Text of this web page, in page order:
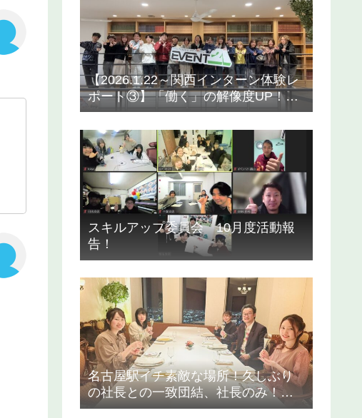
【2026.1.22～関西インターン体験レ
ポート③】「働く」の解像度UP！ア
ウトプットが生んだ成長
スキルアップ委員会 10月度活動報
告！
名古屋駅イチ素敵な場所！久しぶり
の社長との一致団結、社長のみ！
【愛知支店】